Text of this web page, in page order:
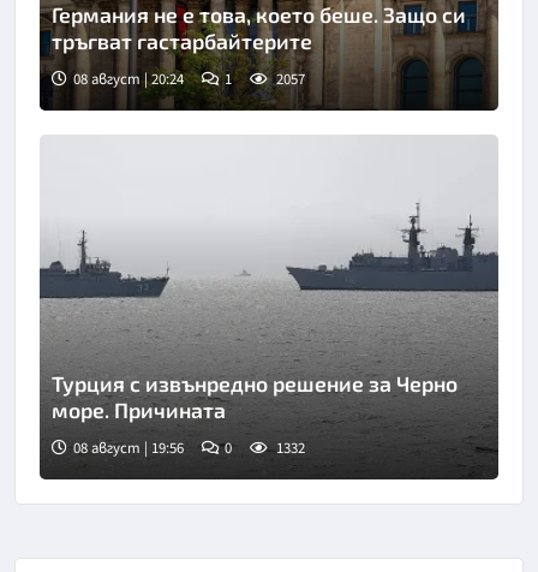
Германия не е това, което беше. Защо си
тръгват гастарбайтерите
08 август | 20:24 1 2057
Турция с извънредно решение за Черно
море. Причината
08 август | 19:56 0 1332